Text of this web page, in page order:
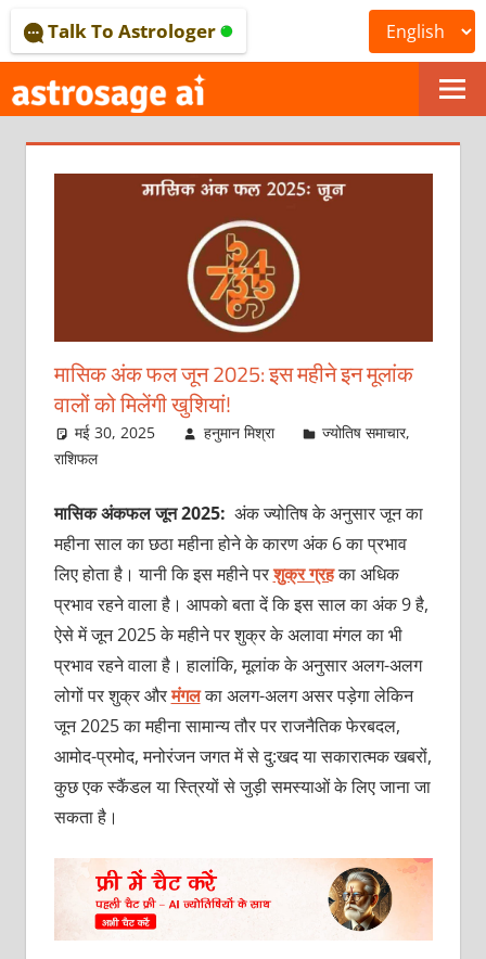
to
content
ONLINE
ASTROLOGICAL
JOURNAL
–
ASTROSAGE
MAGAZINE
Talk To Astrologer
मासिक अंक फल जून 2025: इस महीने इन मूलांक
वालों को मिलेंगी खुशियां!
मई 30, 2025 हनुमान मिश्रा ज्योतिष समाचार,
राशिफल
मासिक अंकफल जून 2025: अंक ज्योतिष के अनुसार जून का
महीना साल का छठा महीना होने के कारण अंक 6 का प्रभाव
लिए होता है। यानी कि इस महीने परशुक्र ग्रहका अधिक
प्रभाव रहने वाला है। आपको बता दें कि इस साल का अंक 9 है,
ऐसे में जून 2025 के महीने पर शुक्र के अलावा मंगल का भी
प्रभाव रहने वाला है। हालांकि, मूलांक के अनुसार अलग-अलग
लोगों पर शुक्र औरमंगलका अलग-अलग असर पड़ेगा लेकिन
जून 2025 का महीना सामान्य तौर पर राजनैतिक फेरबदल,
आमोद-प्रमोद, मनोरंजन जगत में से दु:खद या सकारात्मक खबरों,
कुछ एक स्कैंडल या स्त्रियों से जुड़ी समस्याओं के लिए जाना जा
सकता है।